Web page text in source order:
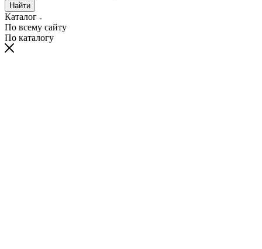
Найти
Каталог
По всему сайту
По каталогу